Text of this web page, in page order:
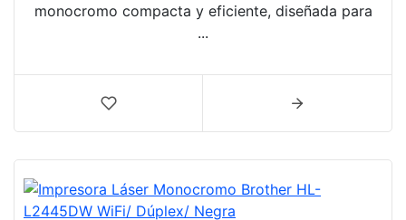
monocromo compacta y eficiente, diseñada para
...